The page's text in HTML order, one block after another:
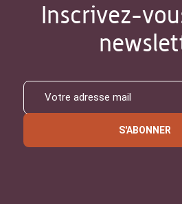
Inscrivez-
S'ABONNER